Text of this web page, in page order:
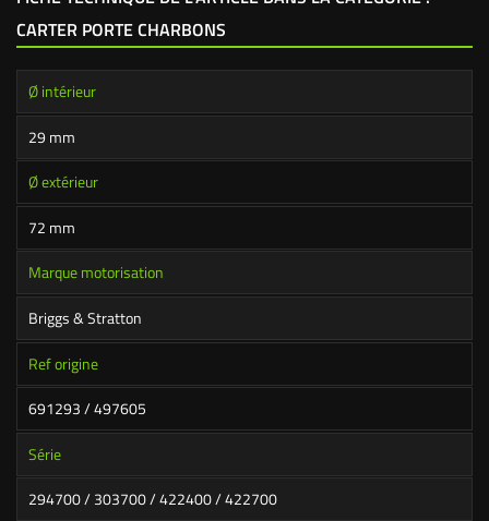
CARTER PORTE CHARBONS
Ø intérieur
29 mm
Ø extérieur
72 mm
Marque motorisation
Briggs & Stratton
Ref origine
691293 / 497605
Série
294700 / 303700 / 422400 / 422700